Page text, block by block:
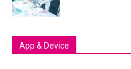
App & Device